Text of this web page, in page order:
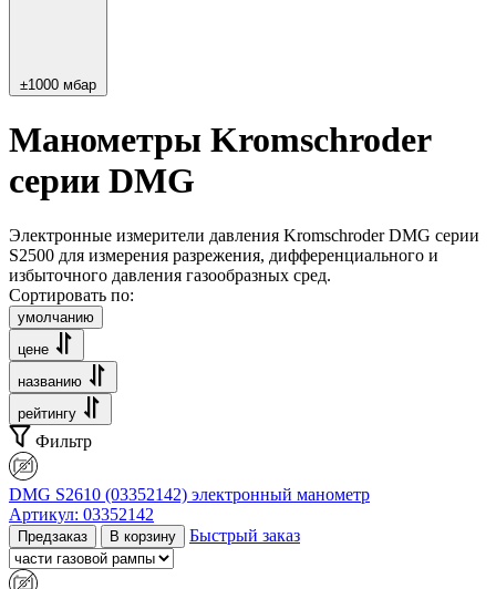
±1000 мбар
Манометры Kromschroder
серии DMG
Электронные измерители давления Kromschroder DMG серии
S2500 для измерения разрежения, дифференциального и
избыточного давления газообразных сред.
Сортировать по:
умолчанию
цене
названию
рейтингу
Фильтр
DMG S2610 (03352142) электронный манометр
Артикул: 03352142
Предзаказ В корзину Быстрый заказ